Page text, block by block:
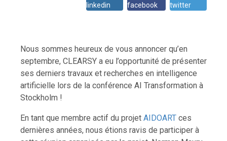
linkedin facebook twitter
Nous sommes heureux de vous annoncer qu’en
septembre, CLEARSY a eu l’opportunité de présenter
ses derniers travaux et recherches en intelligence
artificielle lors de la conférence AI Transformation à
Stockholm !
En tant que membre actif du projet AIDOART ces
dernières années, nous étions ravis de participer à